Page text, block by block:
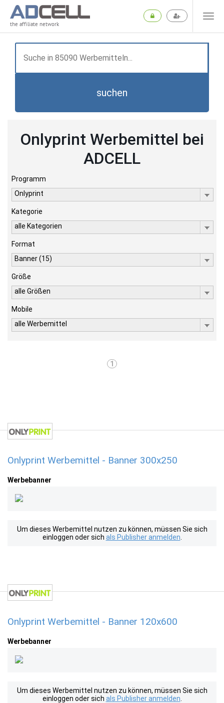
the affiliate network
suchen
Onlyprint Werbemittel bei
ADCELL
Programm
Onlyprint
Kategorie
alle Kategorien
Format
Banner (15)
Größe
alle Größen
Mobile
alle Werbemittel
1
Onlyprint Werbemittel - Banner 300x250
Werbebanner
Um dieses Werbemittel nutzen zu können, müssen Sie sich
einloggen oder sich als Publisher anmelden
Onlyprint Werbemittel - Banner 120x600
Werbebanner
Um dieses Werbemittel nutzen zu können, müssen Sie sich
einloggen oder sich als Publisher anmelden